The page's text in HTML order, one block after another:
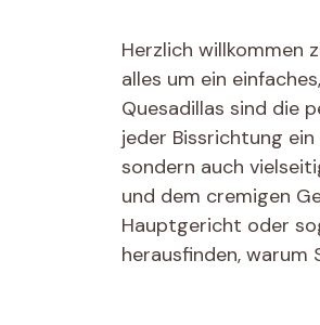
Herzlich willkommen
alles um ein
Quesadillas sind die
jeder Bissrichtung
sondern auch
und dem cremigen
Hauptgericht oder
herausfinden, warum